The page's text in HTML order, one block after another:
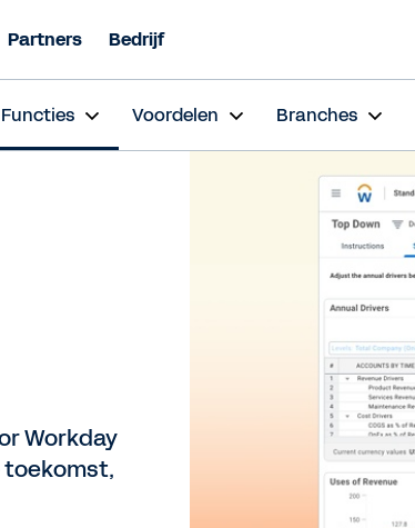
Partners Bedrijf
Functies Voordelen Branches
Workday
toekomst,